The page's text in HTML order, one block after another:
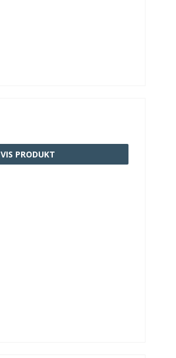
VIS PRODUKT